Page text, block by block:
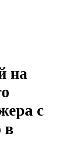
на
с
в